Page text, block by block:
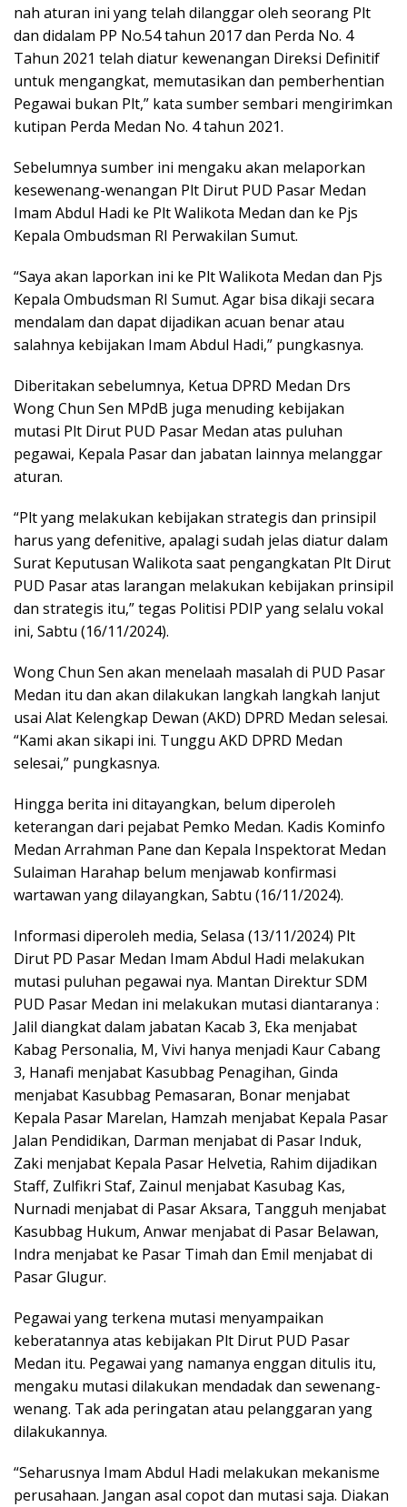
nah aturan ini yang telah dilanggar oleh seorang Plt
dan didalam PP No.54 tahun 2017 dan Perda No. 4
Tahun 2021 telah diatur kewenangan Direksi Definitif
untuk mengangkat, memutasikan dan pemberhentian
Pegawai bukan Plt,” kata sumber sembari mengirimkan
kutipan Perda Medan No. 4 tahun 2021.
Sebelumnya sumber ini mengaku akan melaporkan
kesewenang-wenangan Plt Dirut PUD Pasar Medan
Imam Abdul Hadi ke Plt Walikota Medan dan ke Pjs
Kepala Ombudsman RI Perwakilan Sumut.
“Saya akan laporkan ini ke Plt Walikota Medan dan Pjs
Kepala Ombudsman RI Sumut. Agar bisa dikaji secara
mendalam dan dapat dijadikan acuan benar atau
salahnya kebijakan Imam Abdul Hadi,” pungkasnya.
Diberitakan sebelumnya, Ketua DPRD Medan Drs
Wong Chun Sen MPdB juga menuding kebijakan
mutasi Plt Dirut PUD Pasar Medan atas puluhan
pegawai, Kepala Pasar dan jabatan lainnya melanggar
aturan.
“Plt yang melakukan kebijakan strategis dan prinsipil
harus yang defenitive, apalagi sudah jelas diatur dalam
Surat Keputusan Walikota saat pengangkatan Plt Dirut
PUD Pasar atas larangan melakukan kebijakan prinsipil
dan strategis itu,” tegas Politisi PDIP yang selalu vokal
ini, Sabtu (16/11/2024).
Wong Chun Sen akan menelaah masalah di PUD Pasar
Medan itu dan akan dilakukan langkah langkah lanjut
usai Alat Kelengkap Dewan (AKD) DPRD Medan selesai.
“Kami akan sikapi ini. Tunggu AKD DPRD Medan
selesai,” pungkasnya.
Hingga berita ini ditayangkan, belum diperoleh
keterangan dari pejabat Pemko Medan. Kadis Kominfo
Medan Arrahman Pane dan Kepala Inspektorat Medan
Sulaiman Harahap belum menjawab konfirmasi
wartawan yang dilayangkan, Sabtu (16/11/2024).
Informasi diperoleh media, Selasa (13/11/2024) Plt
Dirut PD Pasar Medan Imam Abdul Hadi melakukan
mutasi puluhan pegawai nya. Mantan Direktur SDM
PUD Pasar Medan ini melakukan mutasi diantaranya :
Jalil diangkat dalam jabatan Kacab 3, Eka menjabat
Kabag Personalia, M, Vivi hanya menjadi Kaur Cabang
3, Hanafi menjabat Kasubbag Penagihan, Ginda
menjabat Kasubbag Pemasaran, Bonar menjabat
Kepala Pasar Marelan, Hamzah menjabat Kepala Pasar
Jalan Pendidikan, Darman menjabat di Pasar Induk,
Zaki menjabat Kepala Pasar Helvetia, Rahim dijadikan
Staff, Zulfikri Staf, Zainul menjabat Kasubag Kas,
Nurnadi menjabat di Pasar Aksara, Tangguh menjabat
Kasubbag Hukum, Anwar menjabat di Pasar Belawan,
Indra menjabat ke Pasar Timah dan Emil menjabat di
Pasar Glugur.
Pegawai yang terkena mutasi menyampaikan
keberatannya atas kebijakan Plt Dirut PUD Pasar
Medan itu. Pegawai yang namanya enggan ditulis itu,
mengaku mutasi dilakukan mendadak dan sewenang-
wenang. Tak ada peringatan atau pelanggaran yang
dilakukannya.
“Seharusnya Imam Abdul Hadi melakukan mekanisme
perusahaan. Jangan asal copot dan mutasi saja. Diakan